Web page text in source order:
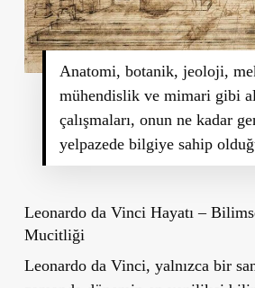
Anatomi, botanik, jeoloji,
mühendislik ve mimari gibi
çalışmaları, onun ne kadar
yelpazede bilgiye sahip
Leonardo da Vinci Hayatı –
Mucitliği
Leonardo da Vinci, yalnızca bir